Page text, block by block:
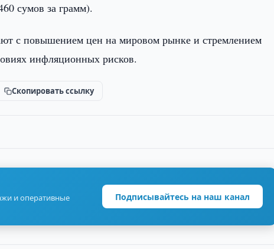
сумов за грамм).
с повышением цен на мировом рынке и стремлением
инфляционных рисков.
Скопировать ссылку
и оперативные
Подписывайтесь на наш канал